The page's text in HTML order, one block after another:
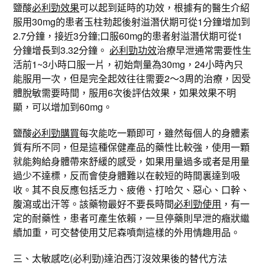
鹽酸必利勁效果可以起到延時的功效，根據有的醫生介紹
服用30mg的患者玉柱勃起後射溢潛伏期可從1分鐘增加到
2.7分鐘，接近3分鐘;口服60mg的患者射溢潛伏期可從1
分鐘增長到3.32分鐘。必利勁功效治療早泄通常需要性生
活前1~3小時口服一片，初始劑量為30mg，24小時內只
能服用一次，但是完全起效往往需要2～3周的治療，因受
體脫敏需要時間，服用6次後評估效果，如果效果不明
顯，可以增加到60mg。
鹽酸必利勁購買每次能吃一顆即可，雖然每個人的身體素
質有所不同，但是這種保健產品的藥性比較強，使用一顆
就能夠給身體帶來舒緩的感受，如果用量過多或者是用量
過少不達標，反而會使身體難以在較短的時間裏達到吸
收。其不良反應包括乏力、疲倦、打哈欠、惡心、口幹、
腹瀉或出汗等。該藥物最好不要長時間必利勁使用 ，有一
定的耐藥性，患者可產生依賴，一旦停藥則早泄的癥狀繼
續加重，可交替使用艾尼森噴劑這樣的外用情趣用品。
三、太敏感吃(必利勁)達泊西汀沒效果後的替代方法